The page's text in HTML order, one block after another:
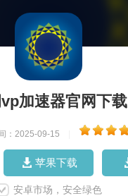
加速器官网下载
：2025-09-15
苹果下载
安卓市场，安全绿色